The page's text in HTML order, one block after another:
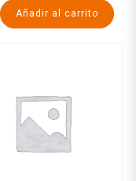
Añadir al carrito